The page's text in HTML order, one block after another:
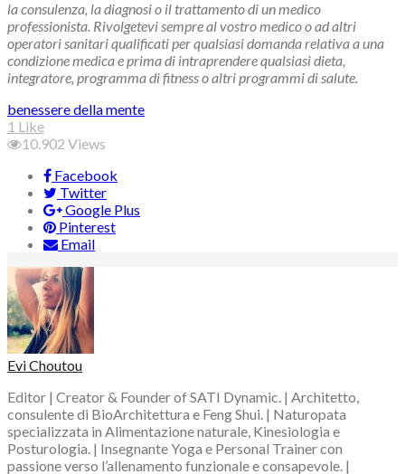
la consulenza, la diagnosi o il trattamento di un medico
professionista. Rivolgetevi sempre al vostro medico o ad altri
operatori sanitari qualificati per qualsiasi domanda relativa a una
condizione medica e prima di intraprendere qualsiasi dieta,
integratore, programma di fitness o altri programmi di salute.
Tags:
benessere della mente
1 Like
10.902 Views
Facebook
Twitter
Google Plus
Pinterest
Email
Evi Choutou
Editor | Creator & Founder of SATI Dynamic. | Architetto,
consulente di BioArchitettura e Feng Shui. | Naturopata
specializzata in Alimentazione naturale, Kinesiologia e
Posturologia. | Insegnante Yoga e Personal Trainer con
passione verso l’allenamento funzionale e consapevole. |